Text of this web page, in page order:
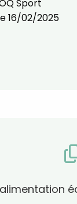
Sport
16/02/2025